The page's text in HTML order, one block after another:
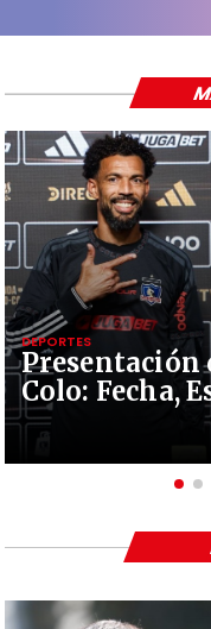
Presentación
Colo: Fecha,
DEPORTES